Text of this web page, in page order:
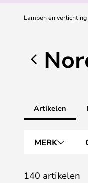
Lampen en verlichting
Artikelen
MERK
140 artikelen